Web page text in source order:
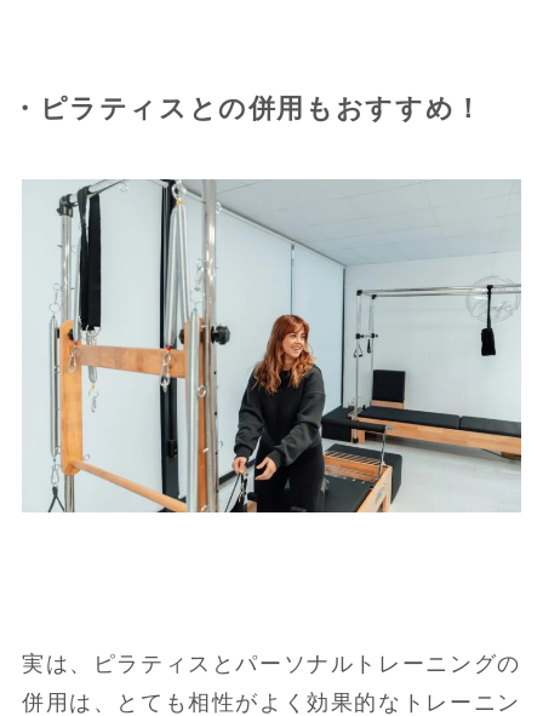
・ピラティスとの併用もおすすめ！
実は、ピラティスとパーソナルトレーニングの
併用は、とても相性がよく効果的なトレーニン